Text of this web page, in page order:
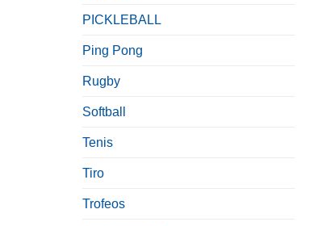
PICKLEBALL
Ping Pong
Rugby
Softball
Tenis
Tiro
Trofeos